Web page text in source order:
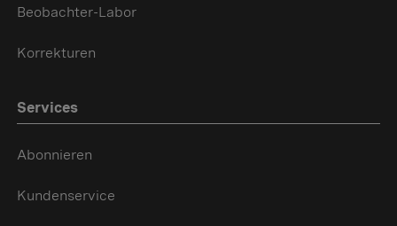
Beobachter-Labor
Korrekturen
Services
Abonnieren
Kundenservice